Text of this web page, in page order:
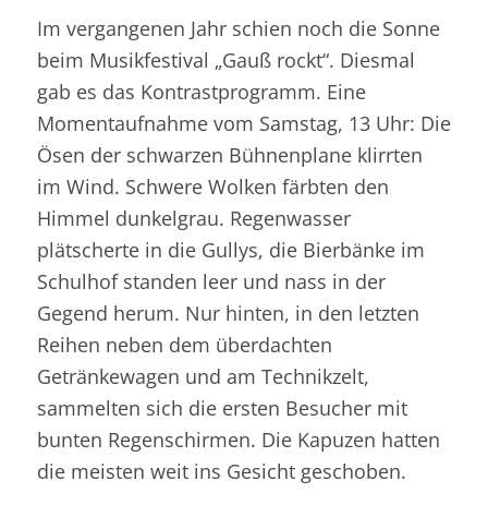
Im vergangenen Jahr schien noch die Sonne
beim Musikfestival „Gauß rockt“. Diesmal
gab es das Kontrastprogramm. Eine
Momentaufnahme vom Samstag, 13 Uhr: Die
Ösen der schwarzen Bühnenplane klirrten
im Wind. Schwere Wolken färbten den
Himmel dunkelgrau. Regenwasser
plätscherte in die Gullys, die Bierbänke im
Schulhof standen leer und nass in der
Gegend herum. Nur hinten, in den letzten
Reihen neben dem überdachten
Getränkewagen und am Technikzelt,
sammelten sich die ersten Besucher mit
bunten Regenschirmen. Die Kapuzen hatten
die meisten weit ins Gesicht geschoben.